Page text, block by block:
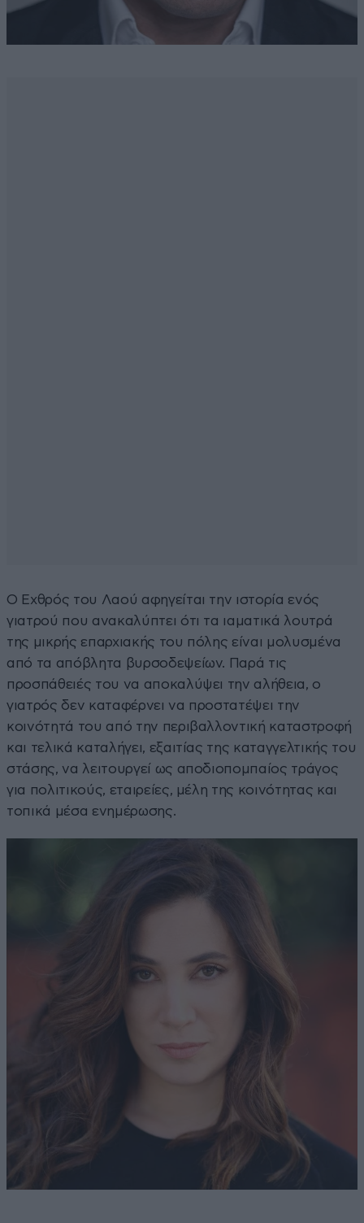
Ο Εχθρός του Λαού αφηγείται την ιστορία ενός
γιατρού που ανακαλύπτει ότι τα ιαματικά λουτρά
της μικρής επαρχιακής του πόλης είναι μολυσμένα
από τα απόβλητα βυρσοδεψείων. Παρά τις
προσπάθειές του να αποκαλύψει την αλήθεια, ο
γιατρός δεν καταφέρνει να προστατέψει την
κοινότητά του από την περιβαλλοντική καταστροφή
και τελικά καταλήγει, εξαιτίας της καταγγελτικής του
στάσης, να λειτουργεί ως αποδιοπομπαίος τράγος
για πολιτικούς, εταιρείες, μέλη της κοινότητας και
τοπικά μέσα ενημέρωσης.